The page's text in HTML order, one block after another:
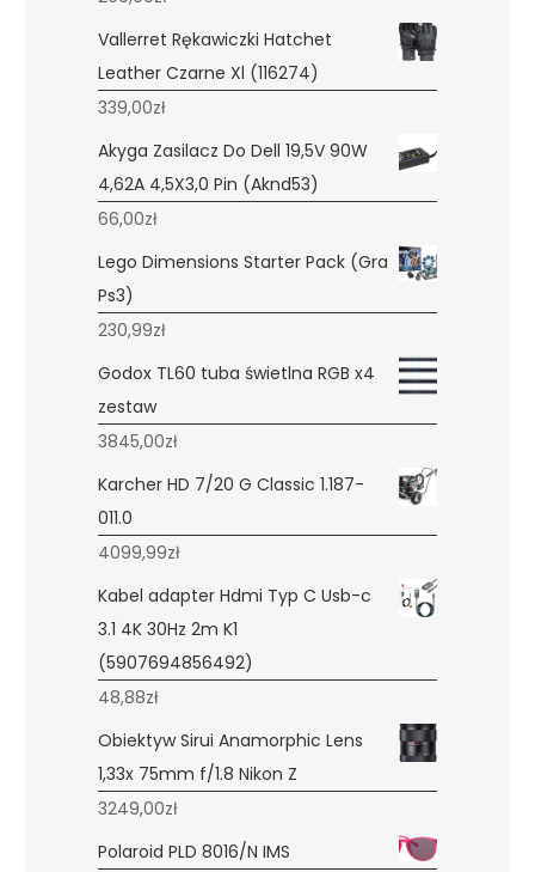
Vallerret Rękawiczki Hatchet
Leather Czarne Xl (116274)
339,00zł
Akyga Zasilacz Do Dell 19,5V 90W
4,62A 4,5X3,0 Pin (Aknd53)
66,00zł
Lego Dimensions Starter Pack (Gra
Ps3)
230,99zł
Godox TL60 tuba świetlna RGB x4
zestaw
3845,00zł
Karcher HD 7/20 G Classic 1.187-
011.0
4099,99zł
Kabel adapter Hdmi Typ C Usb-c
3.1 4K 30Hz 2m K1
(5907694856492)
48,88zł
Obiektyw Sirui Anamorphic Lens
1,33x 75mm f/1.8 Nikon Z
3249,00zł
Polaroid PLD 8016/N IMS